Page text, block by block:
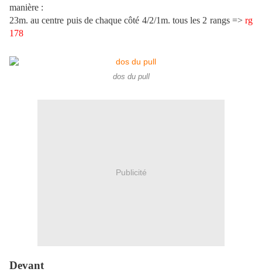
manière :
23m. au centre puis de chaque côté 4/2/1m. tous les 2 rangs => rg
178
dos du pull
Publicité
Devant